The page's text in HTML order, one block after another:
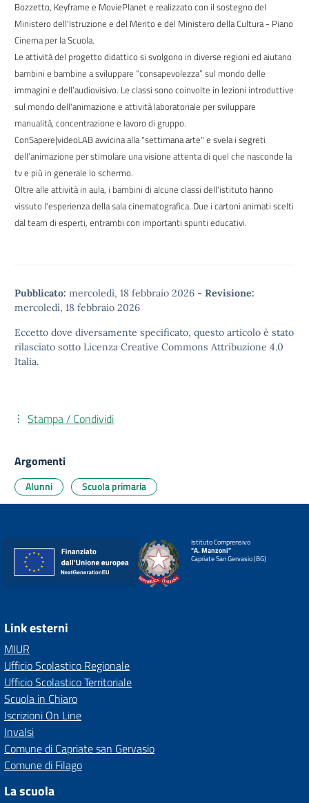
Bozzetto, Keyframe e MoviePlanet e realizzato con il sostegno del
Ministero dell'Istruzione e del Merito e del Ministero della Cultura - Piano
Cinema per la Scuola.
Le attività del progetto didattico si svolgono in diverse regioni ed aiutano
bambini e bambine a sviluppare “consapevolezza” sul mondo delle
immagini e dell’audiovisivo. Le classi sono coinvolte in lezioni introduttive
sul mondo dell'animazione e attività laboratoriale per sviluppare
manualità, concentrazione e lavoro di gruppo.
ConSapere|videoLAB avvicina alla "settimana arte" e svela i segreti
dell’animazione per stimolare una visione attenta di quel che nasconde la
tv e più in generale lo schermo.
Oltre alle attività in aula, i bambini di alcune classi dell'istituto hanno
vissuto l'esperienza della sala cinematografica. Due i cartoni animati scelti
dal team di esperti, entrambi con importanti spunti educativi.
Pubblicato: mercoledì, 18 febbraio 2026 - Revisione:
mercoledì, 18 febbraio 2026
Eccetto dove diversamente specificato, questo articolo è stato
rilasciato sotto Licenza Creative Commons Attribuzione 4.0
Italia.
Stampa / Condividi
Argomenti
Alunni Scuola primaria
Istituto Comprensivo
"A. Manzoni"
Capriate San Gervasio (BG)
Link esterni
MIUR
Ufficio Scolastico Regionale
Ufficio Scolastico Territoriale
Scuola in Chiaro
Iscrizioni On Line
Invalsi
Comune di Capriate san Gervasio
Comune di Filago
La scuola